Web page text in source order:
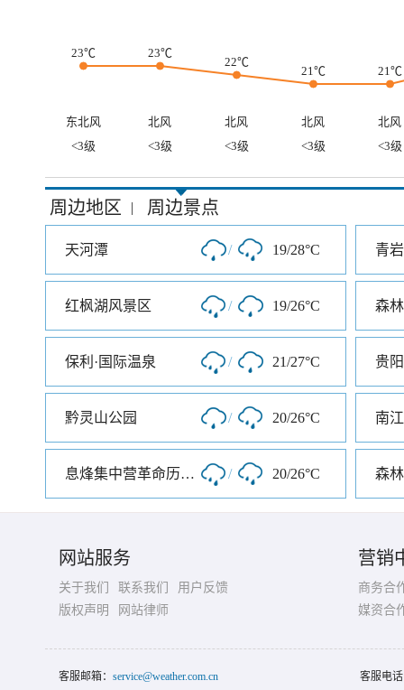
23℃ 23℃
22℃
21℃ 21℃
东北风 北风 北风 北风
北风
<3级
<3级 <3级 <3级 <3级
周边地区 | 周边景点
天河潭 / 19/28°C 青
红枫湖风景区 / 19/26°C 森
保利·国际温泉 / 21/27°C 贵
黔灵山公园 / 20/26°C 南
息烽集中营革命历史纪念馆 / 20/26°C 森
网站服务
关于我们 联系我们
用户反馈
版权声明
网站律师
营销
商务合
媒资合
客服邮箱： service@weather.com.cn 客服电